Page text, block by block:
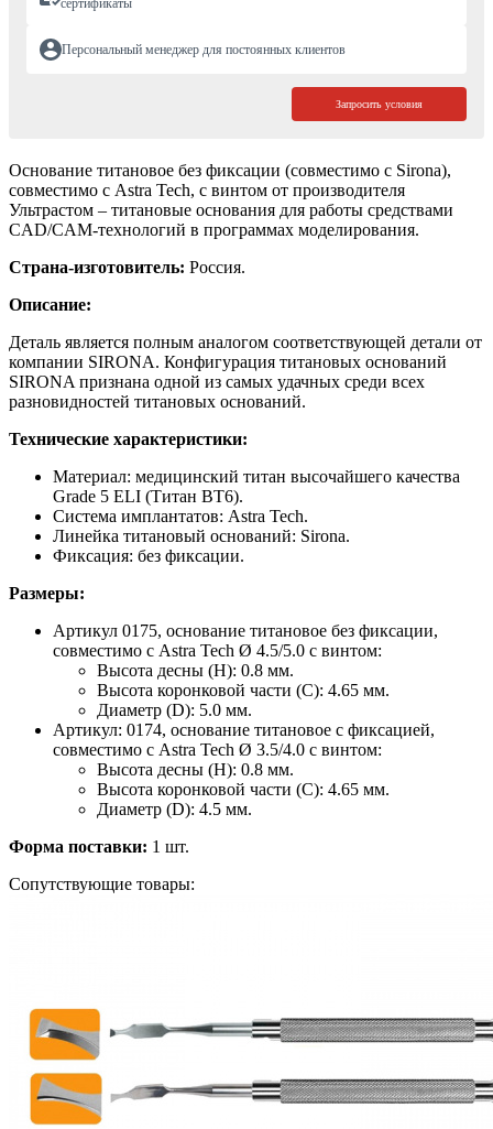
сертификаты
Персональный менеджер для постоянных клиентов
Запросить условия
Основание титановое без фиксации (совместимо с Sirona),
совместимо с Astra Tech, с винтом от производителя
Ультрастом – титановые основания для работы средствами
CAD/CAM-технологий в программах моделирования.
Страна-изготовитель: Россия.
Описание:
Деталь является полным аналогом соответствующей детали от
компании SIRONA. Конфигурация титановых оснований
SIRONA признана одной из самых удачных среди всех
разновидностей титановых оснований.
Технические характеристики:
Материал: медицинский титан высочайшего качества
Grade 5 ELI (Титан ВТ6).
Система имплантатов: Astra Tech.
Линейка титановый оснований: Sirona.
Фиксация: без фиксации.
Размеры:
Артикул 0175, основание титановое без фиксации,
совместимо с Astra Tech Ø 4.5/5.0 с винтом:
Высота десны (H): 0.8 мм.
Высота коронковой части (C): 4.65 мм.
Диаметр (D): 5.0 мм.
Артикул: 0174, основание титановое с фиксацией,
совместимо с Astra Tech Ø 3.5/4.0 с винтом:
Высота десны (H): 0.8 мм.
Высота коронковой части (C): 4.65 мм.
Диаметр (D): 4.5 мм.
Форма поставки: 1 шт.
Сопутствующие товары: